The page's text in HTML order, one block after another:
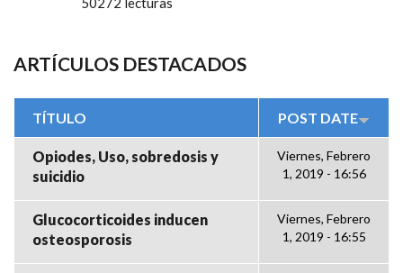
ARTÍCULOS DESTACADOS
TÍTULO POST DATE
Opiodes, Uso, sobredosis y
suicidio
Viernes, Febrero
1, 2019 - 16:56
Glucocorticoides inducen
osteosporosis
Viernes, Febrero
1, 2019 - 16:55